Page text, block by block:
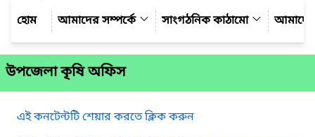
আমাদের সম্পর্কে
সাংগঠনিক কাঠামো
উপজেলা কৃষি অফিস
এই কনটেন্টটি শেয়ার করতে ক্লিক করুন